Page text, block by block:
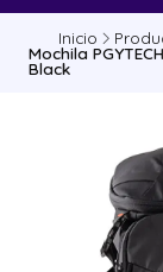
Inicio
Mochila
Black